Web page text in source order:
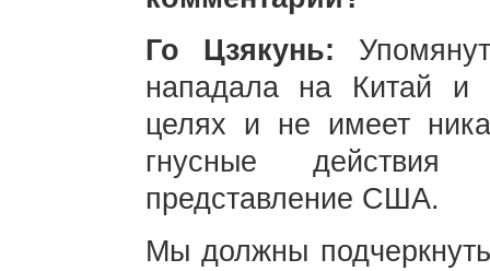
Го Цзякунь:
нападала на Китай и
целях и не имеет
гнусные действия
представление США.
Мы должны